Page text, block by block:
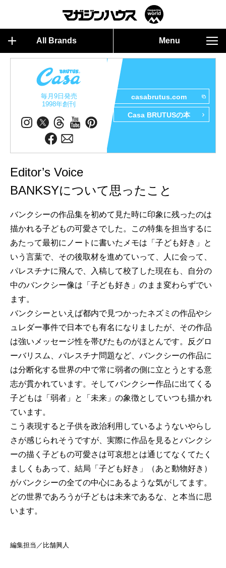
All Brands Menu
毎月9日発売
1998年創刊
casabrutus.com
Casa BRUTUSの本
Editor’s Voice
BANKSYについて思ったこと
バンクシーの作品集を初めて見た時に印象に残ったのは
描かれる子どもの可愛さでした。この特集を担当するに
あたって最初にノートに書いたメモは「子ども好き」と
いう言葉で、その後取材を進めていって、人に会って、
パレスチナに飛んで、入稿して校了した現在も、自分の
中のバンクシー像は「子ども好き」のまま変わらずでい
ます。
バンクシーといえば都内で見つかったネズミの作品やシ
ュレダー事件で日本でも有名になりましたが、その作品
は強いメッセージ性を帯びたものがほとんです。反グロ
ーバリスム、パレスチナ問題など、バンクシーの作品に
は分断化する世界の中で常に弱者の側に立とうとする意
志が貫かれています。そしてバンクシー作品に出てくる
子どもは「弱者」と「未来」の象徴としていつも描かれ
ています。
こう表現すると子供を政治利用しているようないやらし
さが感じられそうですが、実際に作品を見るとバンクシ
ーの描く子どもの可愛さは可哀想とは通じてなくてたく
ましくもあって、結局「子ども好き」（あと動物好き）
がバンクシーの全ての中心にあるような気がしてます。
どの世界であろうが子どもは未来であるな、と本当に思
います。
編集担当／比舗興人